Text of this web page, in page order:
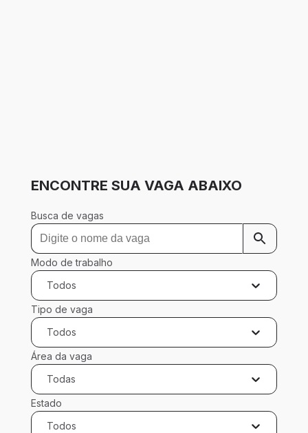
ENCONTRE SUA VAGA ABAIXO
Busca de vagas
Modo de trabalho
Todos
Tipo de vaga
Todos
Área da vaga
Todas
Estado
Todos